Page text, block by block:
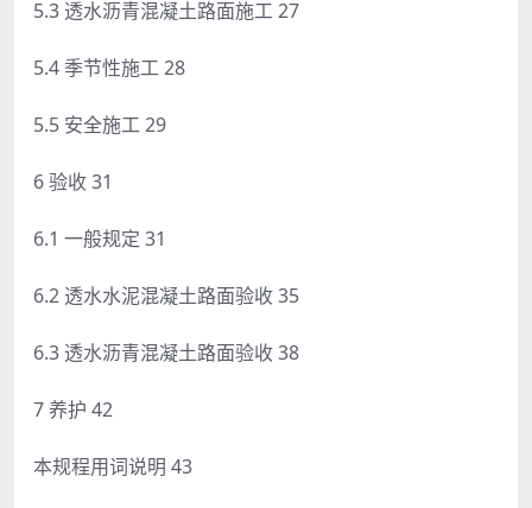
5.3 透水沥青混凝土路面施工 27
5.4 季节性施工 28
5.5 安全施工 29
6 验收 31
6.1 一般规定 31
6.2 透水水泥混凝土路面验收 35
6.3 透水沥青混凝土路面验收 38
7 养护 42
本规程用词说明 43